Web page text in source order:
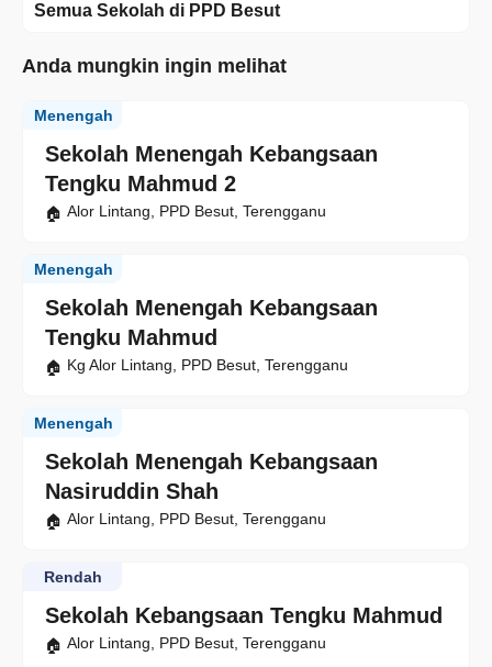
Semua Sekolah di PPD Besut
Anda mungkin ingin melihat
Sekolah Menengah Kebangsaan
Tengku Mahmud 2
Menengah
Alor Lintang, PPD Besut, Terengganu
Sekolah Menengah Kebangsaan
Tengku Mahmud
Menengah
Kg Alor Lintang, PPD Besut, Terengganu
Sekolah Menengah Kebangsaan
Nasiruddin Shah
Menengah
Alor Lintang, PPD Besut, Terengganu
Sekolah Kebangsaan Tengku Mahmud
Rendah
Alor Lintang, PPD Besut, Terengganu